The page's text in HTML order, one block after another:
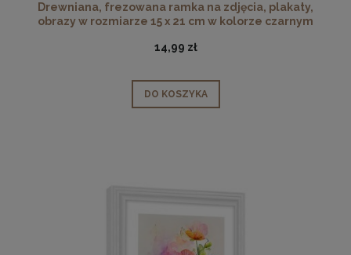
Drewniana, frezowana ramka na zdjęcia, plakaty,
obrazy w rozmiarze 15 x 21 cm w kolorze czarnym
14,99 zł
DO KOSZYKA